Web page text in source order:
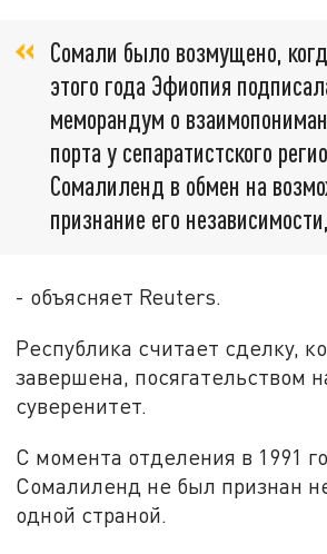
Сомали было возмущено,
этого года Эфиопия
меморандум о
порта у сепаратистского
Сомалиленд в обмен на
признание его независимости,
- объясняет Reuters.
Республика считает сделку,
завершена, посягательством
суверенитет.
С момента отделения в 1991
Сомалиленд не был признан
одной страной.